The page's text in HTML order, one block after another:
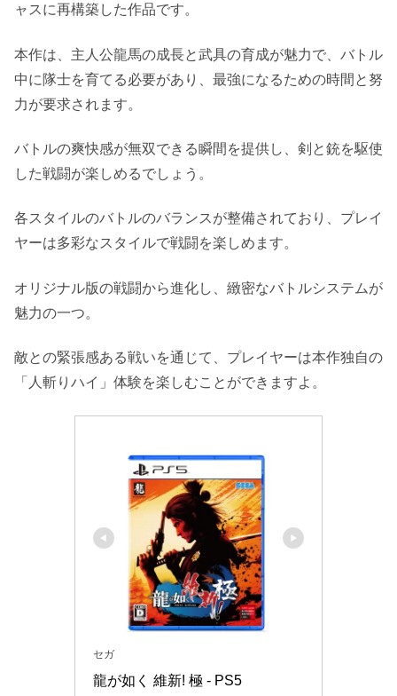
ャスに再構築した作品です。
本作は、主人公龍馬の成長と武具の育成が魅力で、バトル
中に隊士を育てる必要があり、最強になるための時間と努
力が要求されます。
バトルの爽快感が無双できる瞬間を提供し、剣と銃を駆使
した戦闘が楽しめるでしょう。
各スタイルのバトルのバランスが整備されており、プレイ
ヤーは多彩なスタイルで戦闘を楽しめます。
オリジナル版の戦闘から進化し、緻密なバトルシステムが
魅力の一つ。
敵との緊張感ある戦いを通じて、プレイヤーは本作独自の
「人斬りハイ」体験を楽しむことができますよ。
セガ
龍が如く 維新! 極 - PS5